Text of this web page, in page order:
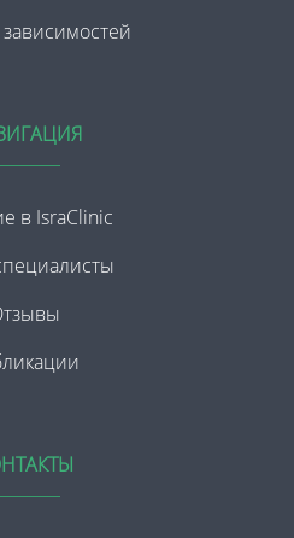
в IsraClinic